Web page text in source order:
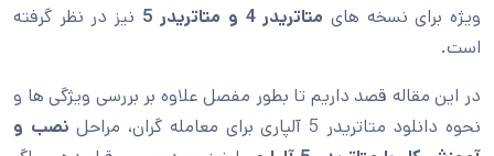
ویژه برای نسخه های متاتریدر 4 و متاتریدر 5
نیز در نظر گرفته
است.
در این مقاله قصد داریم تا بطور مفصل علاوه بر بررسی ویژگی ها و
نحوه دانلود متاتریدر 5 آلپاری برای معامله گران، مراحل
نصب و